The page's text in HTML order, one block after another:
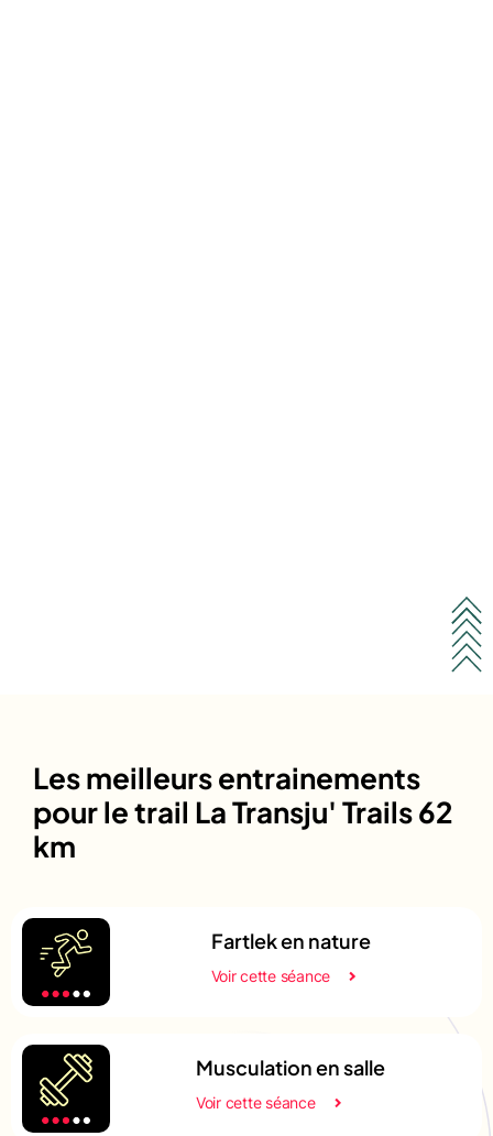
Les meilleurs entrainements
pour le trail La Transju' Trails 62
km
Fartlek en nature
Voir cette séance
Musculation en salle
Voir cette séance